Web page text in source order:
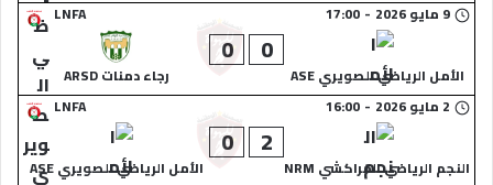
LNFA
9 مايو 2026 -
17:00
الأمل الرياضي الصويري ASE
0
0
رجاء دمنات ARSD
LNFA
2 مايو 2026 -
16:00
النجم الرياضي المراكشي NRM
2
0
الأمل الرياضي الصويري ASE